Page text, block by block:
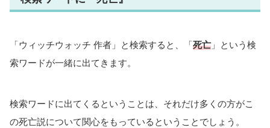
「ウィッチウォッチ 作者」と検索すると、「死亡 」という検
索ワードが一緒に出てきます。
検索ワードに出てくるということは、それだけ多くの方がこ
の死亡説について関心をもっているということでしょう。